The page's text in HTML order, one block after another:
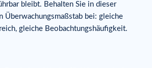
bleibt. Behalten Sie in dieser
Überwachungsmaßstab bei: gleiche
gleiche Beobachtungshäufigkeit.